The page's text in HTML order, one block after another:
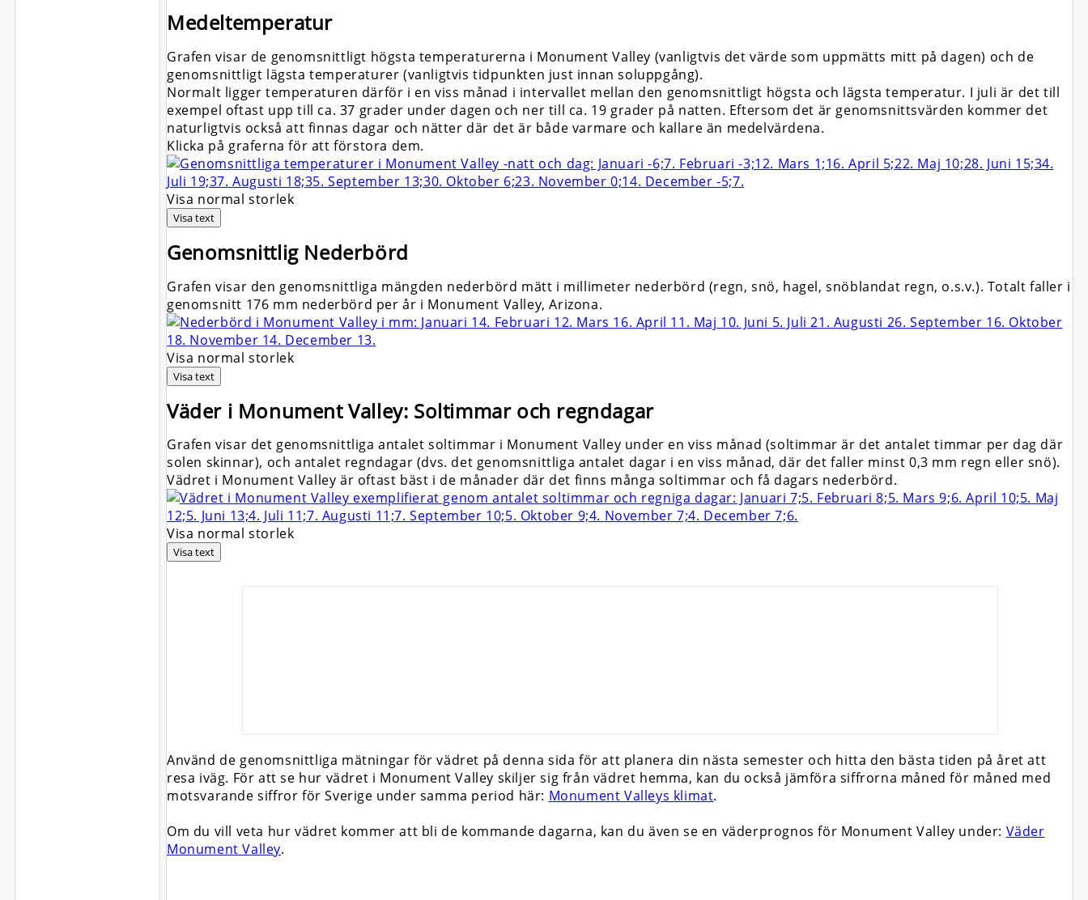
Medeltemperatur
Grafen visar de genomsnittligt högsta temperaturerna i Monument Valley (vanligtvis det värde som uppmätts mitt på dagen) och de
genomsnittligt lägsta temperaturer (vanligtvis tidpunkten just innan soluppgång).
Normalt ligger temperaturen därför i en viss månad i intervallet mellan den genomsnittligt högsta och lägsta temperatur. I juli är det till
exempel oftast upp till ca. 37 grader under dagen och ner till ca. 19 grader på natten. Eftersom det är genomsnittsvärden kommer det
naturligtvis också att finnas dagar och nätter där det är både varmare och kallare än medelvärdena.
Klicka på graferna för att förstora dem.
Visa normal storlek
Visa text
Genomsnittlig Nederbörd
Grafen visar den genomsnittliga mängden nederbörd mätt i millimeter nederbörd (regn, snö, hagel, snöblandat regn, o.s.v.). Totalt faller i
genomsnitt 176 mm nederbörd per år i Monument Valley, Arizona.
Visa normal storlek
Visa text
Väder i Monument Valley: Soltimmar och regndagar
Grafen visar det genomsnittliga antalet soltimmar i Monument Valley under en viss månad (soltimmar är det antalet timmar per dag där
solen skinnar), och antalet regndagar (dvs. det genomsnittliga antalet dagar i en viss månad, där det faller minst 0,3 mm regn eller snö).
Vädret i Monument Valley är oftast bäst i de månader där det finns många soltimmar och få dagars nederbörd.
Visa normal storlek
Visa text
Använd de genomsnittliga mätningar för vädret på denna sida för att planera din nästa semester och hitta den bästa tiden på året att
resa iväg. För att se hur vädret i Monument Valley skiljer sig från vädret hemma, kan du också jämföra siffrorna måned för måned med
motsvarande siffror för Sverige under samma period här: Monument Valleys klimat.
Om du vill veta hur vädret kommer att bli de kommande dagarna, kan du även se en väderprognos för Monument Valley under: Väder
Monument Valley.